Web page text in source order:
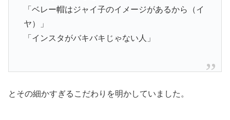
「ベレー帽はジャイ子のイメージがあるから（イ
ヤ）」
「インスタがバキバキじゃない人」
とその細かすぎるこだわりを明かしていました。